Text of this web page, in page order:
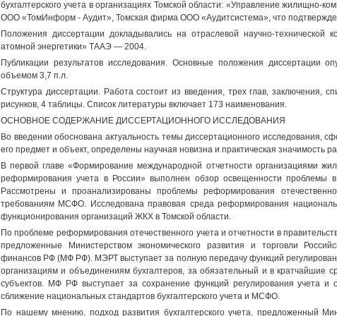
бухгалтерского учета в организациях Томской области: «Управление жилищно-
ООО «ТомИнформ - Аудит», Томская фирма ООО «Аудитсистема», что
Положения диссертации докладывались на отраслевой научно-технической
атомной энергетики» ТААЭ — 2004.
Публикации результатов исследования. Основные положения диссертации
объемом 3,7 п.л.
Структура диссертации. Работа состоит из введения, трех глав, заключения,
рисунков, 4 таблицы. Список литературы включает 173 наименования.
ОСНОВНОЕ СОДЕРЖАНИЕ ДИССЕРТАЦИОННОГО ИССЛЕДОВАНИЯ
Во введении обоснована актуальность темы диссертационного исследования,
его предмет и объект, определены научная новизна и практическая значимость
В первой главе «Формирование международной отчетности организациями
реформирования учета в России» выполнен обзор освещенности проблемы
Рассмотрены и проанализированы проблемы реформирования
требованиям МСФО. Исследована правовая среда реформирования
функционирования организаций ЖКХ в Томской области.
По проблеме реформирования отечественного учета и отчетности в
предложенные Министерством экономического развития и торговли
финансов РФ (МФ РФ). МЭРТ выступает за полную передачу функций
организациям и объединениям бухгалтеров, за обязательный и в кратчайшие
субъектов. МФ РФ выступает за сохранение функций регулирования учета и
сближение национальных стандартов бухгалтерского учета и МСФО.
По нашему мнению, подход развития бухгалтерского учета, предложенный